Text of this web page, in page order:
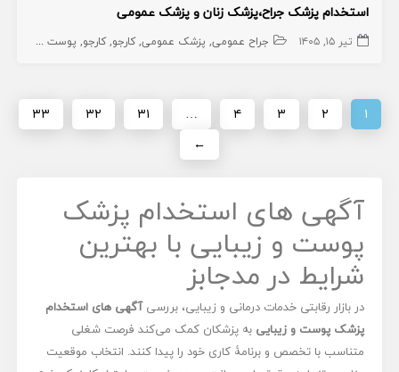
استخدام پزشک جراح،پزشک زنان و پزشک عمومی
تیر ۱۵, ۱۴۰۵ جراح عمومی پزشک عمومی کارجو کارجو پوست و زیبایی
۱ ۲ ۳ ۴ … ۳۱ ۳۲
۳۳
←
آگهی های استخدام پزشک
پوست و زیبایی با بهترین
شرایط در مدجابز
در بازار رقابتی خدمات درمانی و زیبایی، بررسیآگهی های استخدام
پزشک پوست و زیبایی به پزشکان کمک می‌کند فرصت شغلی
متناسب با تخصص و برنامۀ کاری خود را پیدا کنند. انتخاب موقعیت